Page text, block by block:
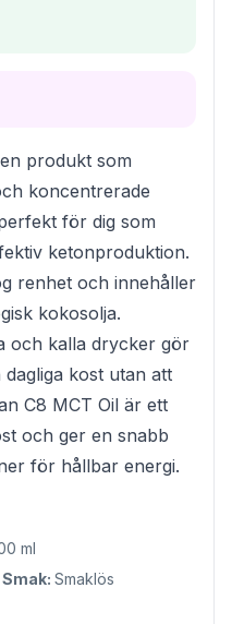
produkt som
koncentrerade
för dig som
ketonproduktion.
renhet och innehåller
kokosolja.
och kalla drycker gör
kost utan att
C8 MCT Oil är ett
och ger en snabb
för hållbar energi.
ml
Smak: Smaklös